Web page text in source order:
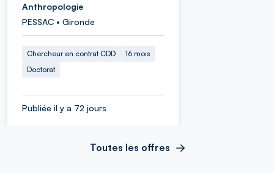
Anthropologie
PESSAC • Gironde
Chercheur en contrat CDD
16 mois
Doctorat
Publiée il y a 72 jours
Toutes les offres